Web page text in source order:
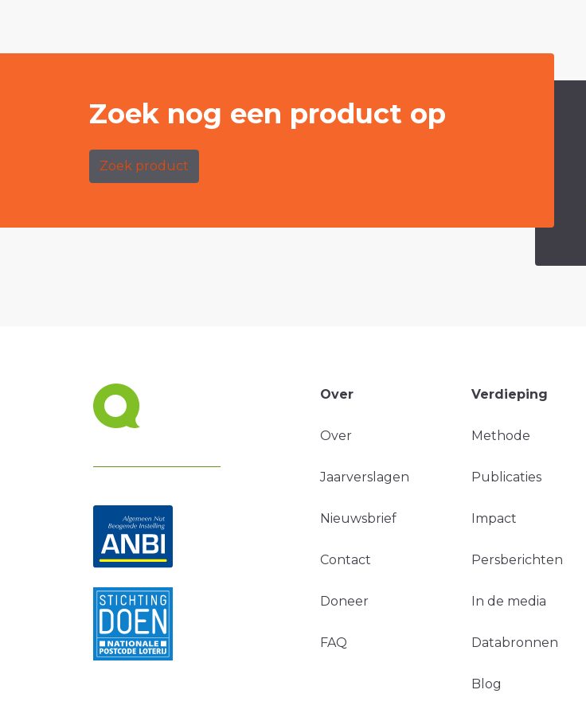
Zoek nog een product op
Zoek product
Over
Over
Jaarverslagen
Nieuwsbrief
Contact
Doneer
FAQ
Verdieping
Methode
Publicaties
Impact
Persberichten
In de media
Databronnen
Blog